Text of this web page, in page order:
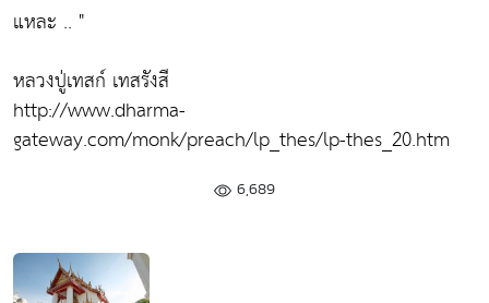
แหละ .. "
หลวงปู่เทสก์ เทสรังสี
http://www.dharma-
gateway.com/monk/preach/lp_thes/lp-thes_20.htm
6,689